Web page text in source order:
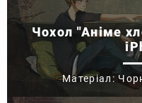
Чохол "Аніме
Матеріал: